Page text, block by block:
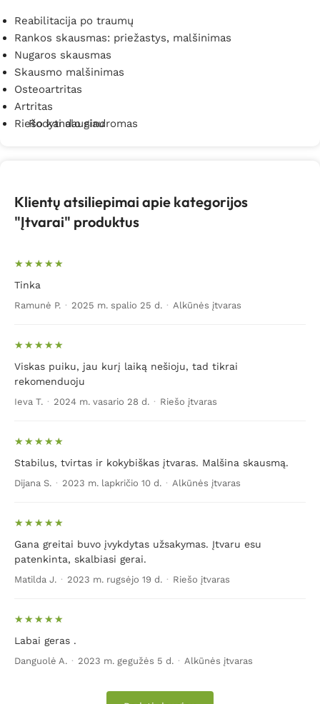
BioMed.ltsiūlomi įtvarai – puikus kainos ir kokybės
santykis.BioMed.lt – natūralios, ekologiškos, sveikos
prekės Jums visada gera kaina!
Reabilitacija po traumų
Rankos skausmas: priežastys, malšinimas
Nugaros skausmas
Skausmo malšinimas
Osteoartritas
Artritas
Riešo kanalo sindromas
Rodyti daugiau
Klientų atsiliepimai apie kategorijos
"Įtvarai" produktus
Tinka
Ramunė P. · 2025 m. spalio 25 d. · Alkūnės įtvaras
Viskas puiku, jau kurį laiką nešioju, tad tikrai
rekomenduoju
Ieva T. · 2024 m. vasario 28 d. · Riešo įtvaras
Stabilus, tvirtas ir kokybiškas įtvaras. Malšina skausmą.
Dijana S. · 2023 m. lapkričio 10 d. · Alkūnės įtvaras
Gana greitai buvo įvykdytas užsakymas. Įtvaru esu
patenkinta, skalbiasi gerai.
Matilda J. · 2023 m. rugsėjo 19 d. · Riešo įtvaras
Labai geras .
Danguolė A. · 2023 m. gegužės 5 d. · Alkūnės įtvaras